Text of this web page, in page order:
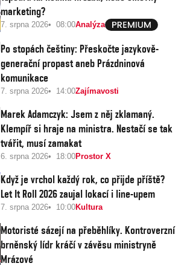
marketing?
7. srpna 2026 08:00Analýza
Po stopách češtiny: Přeskočte jazykově-
generační propast aneb Prázdninová
komunikace
7. srpna 2026 14:00Zajímavosti
Marek Adamczyk: Jsem z něj zklamaný.
Klempíř si hraje na ministra. Nestačí se tak
tvářit, musí zamakat
6. srpna 2026 18:00Prostor X
Když je vrchol každý rok, co přijde příště?
Let It Roll 2026 zaujal lokací i line-upem
7. srpna 2026 10:00Kultura
Motoristé sázejí na přeběhlíky. Kontroverzní
brněnský lídr kráčí v závěsu ministryně
Mrázové